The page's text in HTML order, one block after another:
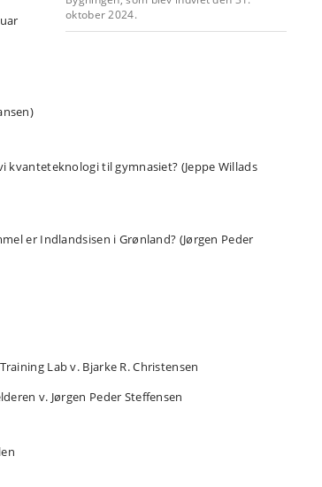
oktober 2024.
kvanteteknologi til gymnasiet? (Jeppe Willads
er Indlandsisen i Grønland? (Jørgen Peder
Lab v. Bjarke R. Christensen
v. Jørgen Peder Steffensen